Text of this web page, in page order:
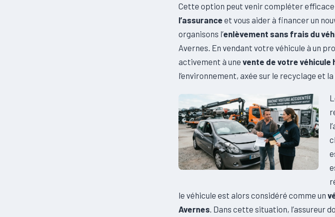
Cette option peut venir compléter
l’assurance et vous aider à financer un
organisons l’enlèvement sans frais du
Avernes. En vendant votre véhicule à un
activement à une vente de votre véhicule
l’environnement, axée sur le recyclage et
le véhicule est alors considéré comme un
Avernes . Dans cette situation, l’assureur